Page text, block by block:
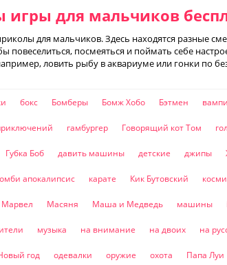
для мальчиков
для мальчиков. Здесь находятся разные
повеселиться, посмеяться и поймать себе
ловить рыбу в аквариуме или гонки по
бокс Бомберы Бомж Хобо Бэтмен
гамбургер Говорящий кот Том
Губка Боб давить машины детские джипы
апокалипсис карате Кик Бутовский
Марвел Масяня Маша и Медведь машины
музыка на внимание на двоих на
год одевалки оружие охота Папа Луи